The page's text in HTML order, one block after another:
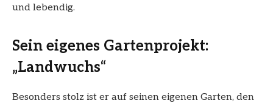
und lebendig.
Sein eigenes Gartenprojekt:
„Landwuchs“
Besonders stolz ist er auf seinen eigenen Garten, den